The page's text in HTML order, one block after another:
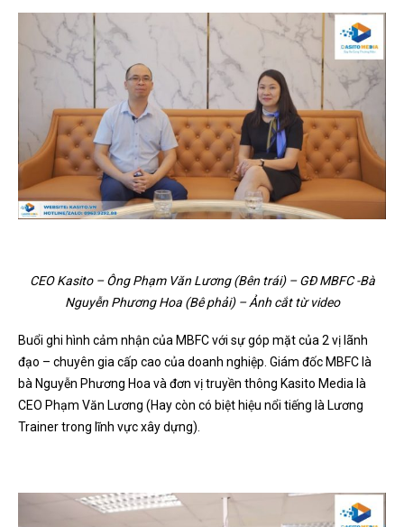
CEO Kasito – Ông Phạm Văn Lương (Bên trái) – GĐ MBFC -Bà
Nguyễn Phương Hoa (Bê phải) – Ảnh cắt từ video
Buổi ghi hình cảm nhận của MBFC với sự góp mặt của 2 vị lãnh
đạo – chuyên gia cấp cao của doanh nghiệp. Giám đốc MBFC là
bà Nguyễn Phương Hoa và đơn vị truyền thông Kasito Media là
CEO Phạm Văn Lương (Hay còn có biệt hiệu nổi tiếng là Lương
Trainer trong lĩnh vực xây dựng).